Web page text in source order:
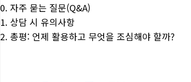
자주 묻는 질문(Q&A)
상담 시 유의사항
총평: 언제 활용하고 무엇을 조심해야 할까?